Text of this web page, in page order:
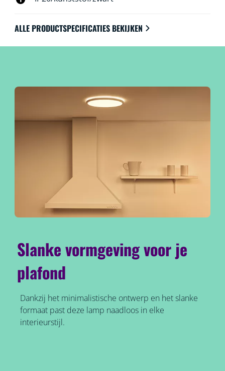
De lampen zijn uiteraard te bedienen met WiFi via de
ALLE PRODUCTSPECIFICATIES BEKIJKEN
Slanke vormgeving voor je
plafond
Dankzij het minimalistische ontwerp en het slanke
formaat past deze lamp naadloos in elke
interieurstijl.